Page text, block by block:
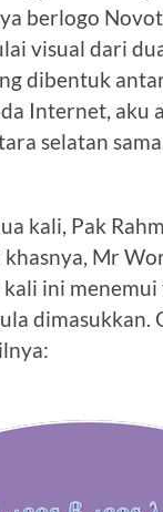
berlogo
visual dari
dibentuk
Internet, aku
selatan
kali, Pak
Mr
ini
dimasukkan.